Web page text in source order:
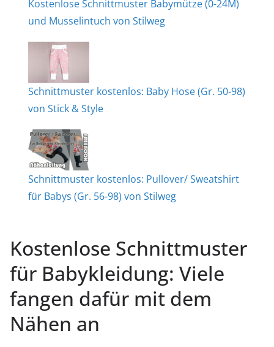
Kostenlose Schnittmuster Babymütze (0-24M)
und Musselintuch von Stilweg
Schnittmuster kostenlos: Baby Hose (Gr. 50-98)
von Stick & Style
Schnittmuster kostenlos: Pullover/ Sweatshirt
für Babys (Gr. 56-98) von Stilweg
Kostenlose Schnittmuster
für Babykleidung: Viele
fangen dafür mit dem
Nähen an